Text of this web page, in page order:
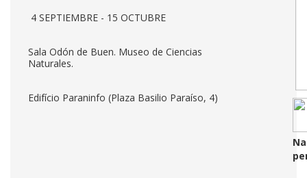
4 SEPTIEMBRE - 15 OCTUBRE
Sala Odón de Buen. Museo de Ciencias
Naturales.
Edifício Paraninfo (Plaza Basilio Paraíso, 4)